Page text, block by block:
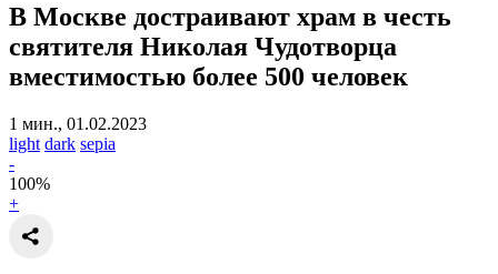
В Москве достраивают храм в честь
святителя Николая Чудотворца
вместимостью более 500 человек
1 мин., 01.02.2023
light dark sepia
-
100%
+